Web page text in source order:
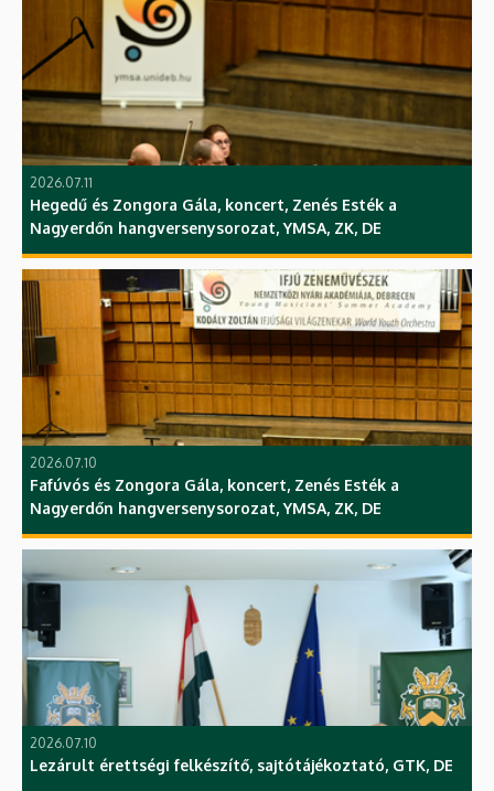
2026.07.11
Hegedű és Zongora Gála, koncert, Zenés Esték a
Nagyerdőn hangversenysorozat, YMSA, ZK, DE
2026.07.10
Fafúvós és Zongora Gála, koncert, Zenés Esték a
Nagyerdőn hangversenysorozat, YMSA, ZK, DE
2026.07.10
Lezárult érettségi felkészítő, sajtótájékoztató, GTK, DE